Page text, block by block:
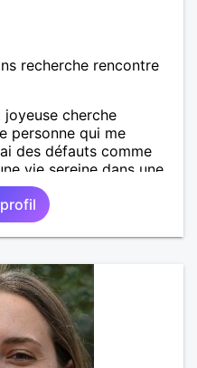
recherche rencontre
joyeuse cherche
personne qui me
des défauts comme
vie sereine dans une